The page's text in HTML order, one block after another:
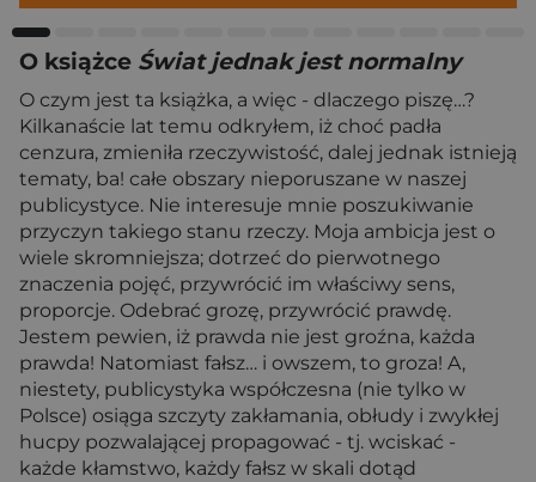
O książce Świat jednak jest normalny
O czym jest ta książka, a więc - dlaczego piszę…?
Kilkanaście lat temu odkryłem, iż choć padła
cenzura, zmieniła rzeczywistość, dalej jednak istnieją
tematy, ba! całe obszary nieporuszane w naszej
publicystyce. Nie interesuje mnie poszukiwanie
przyczyn takiego stanu rzeczy. Moja ambicja jest o
wiele skromniejsza; dotrzeć do pierwotnego
znaczenia pojęć, przywrócić im właściwy sens,
proporcje. Odebrać grozę, przywrócić prawdę.
Jestem pewien, iż prawda nie jest groźna, każda
prawda! Natomiast fałsz… i owszem, to groza! A,
niestety, publicystyka współczesna (nie tylko w
Polsce) osiąga szczyty zakłamania, obłudy i zwykłej
hucpy pozwalającej propagować - tj. wciskać -
każde kłamstwo, każdy fałsz w skali dotąd